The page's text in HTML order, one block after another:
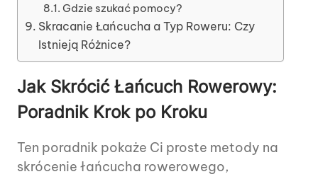
Gdzie szukać pomocy?
Skracanie Łańcucha a Typ Roweru: Czy
Istnieją Różnice?
Jak Skrócić Łańcuch Rowerowy:
Poradnik Krok po Kroku
Ten poradnik pokaże Ci proste metody na
skrócenie łańcucha rowerowego,